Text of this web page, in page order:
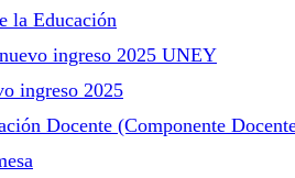
la Educación
ingreso 2025 UNEY
ingreso 2025
Docente (Componente